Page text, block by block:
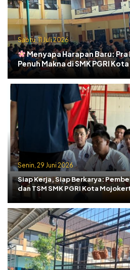
Sabtu, 11 Juli 2026
Menyapa Harapan Baru: Pra
Penuh Makna di SMK PGRI
Senin, 29 Juni 2026
Siap Kerja, Siap Berkarya:
dan TSM SMK PGRI Kota